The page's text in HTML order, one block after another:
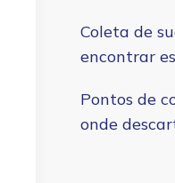
Coleta de
encontrar
Pontos de
onde